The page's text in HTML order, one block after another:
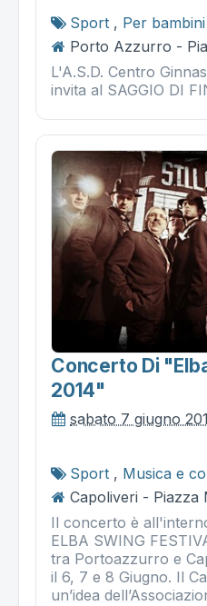
Sport , Per bambini
Porto Azzurro -
L'A.S.D. Centro
invita al SAGGIO DI
Concerto Di
2014"
sabato 7 giugno
Sport , Musica e
Capoliveri - Piazza
Il concerto è
ELBA SWING
tra Portoazzurro e
il 6, 7 e 8 Giugno. Il
un’idea